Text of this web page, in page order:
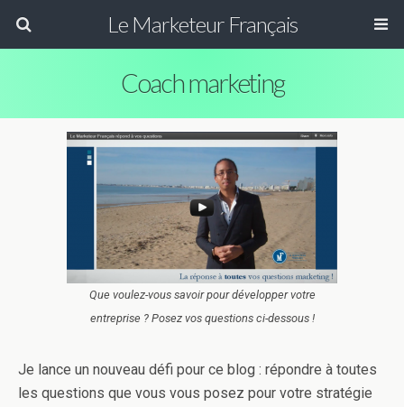
Le Marketeur Français
Coach marketing
Que voulez-vous savoir pour développer votre
entreprise ? Posez vos questions ci-dessous !
Je lance un nouveau défi pour ce blog : répondre à toutes
les questions que vous vous posez pour votre stratégie